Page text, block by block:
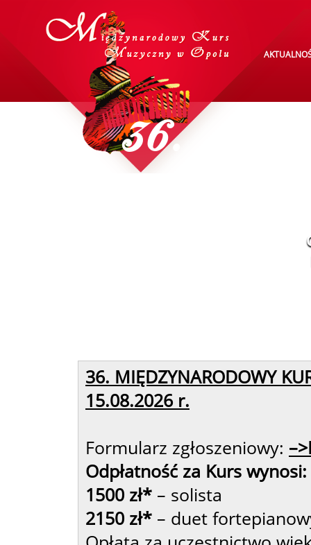
36.
36. MIĘDZYNARODOWY
15.08.2026 r.
Formularz zgłoszeniowy:
Odpłatność za Kurs wynosi:
1500 zł* – solista
2150 zł* – duet